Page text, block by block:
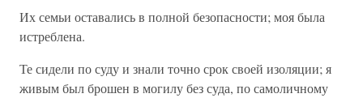
Их семьи оставались в полной безопасности; моя была
истреблена.
Те сидели по суду и знали точно срок своей изоляции; я
живым был брошен в могилу без суда, по самоличному